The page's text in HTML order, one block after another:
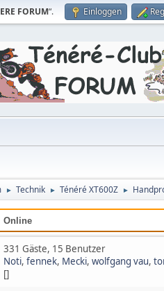
FORUM“. Einloggen
► Technik ► Ténéré XT600Z ►
Online
331 Gäste, 15 Benutzer
Noti, fennek, Mecki, wolfgang vau,
[]